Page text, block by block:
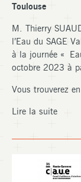
Toulouse
M. Thierry
l’Eau du SAGE
à la journée «
octobre 2023 à
Vous trouverez
Lire la suite